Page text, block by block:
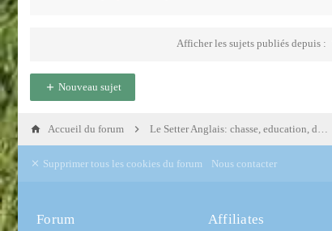
Afficher les sujets publiés depuis :
Nouveau sujet
Accueil du forum Le Setter Anglais: chasse, education, dressage
Supprimer tous les cookies du forum Nous contacter
Forum Affiliates